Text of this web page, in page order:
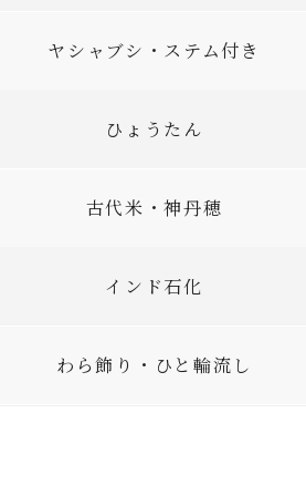
ヤシャブシ・ステム付き
ひょうたん
古代米・神丹穂
インド石化
わら飾り・ひと輪流し